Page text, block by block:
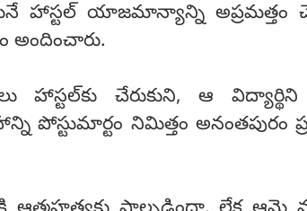
హాస్టల్ యాజమాన్యాన్ని అప్రమత్తం
అందించారు.
హాస్టల్‌కు చేరుకుని, ఆ
పోస్టుమార్టం నిమిత్తం అనంతపురం